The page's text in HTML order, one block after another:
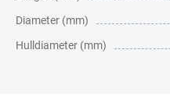
Diameter (mm)
Hulldiameter (mm)